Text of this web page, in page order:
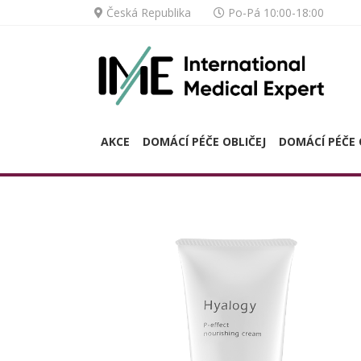
Česká Republika Po-Pá 10:00-18:00
AKCE DOMÁCÍ PÉČE OBLIČEJ DOMÁCÍ PÉČE